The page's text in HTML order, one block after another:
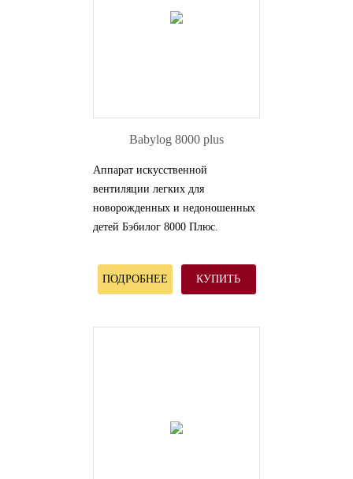
Babylog 8000 plus
Аппарат искусственной
вентиляции легких для
новорожденных и недоношенных
детей Бэбилог 8000 Плюс.
ПОДРОБНЕЕ КУПИТЬ